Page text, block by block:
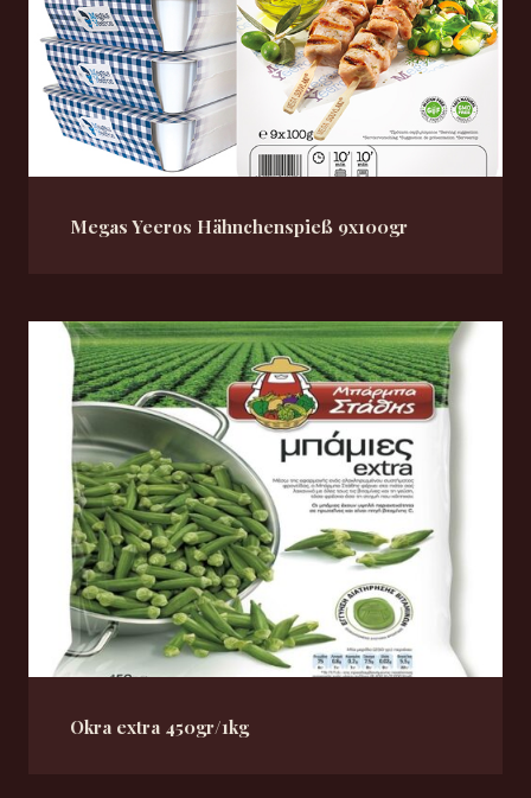
Megas Yeeros Hähnchenspieß 9x100gr
Okra extra 450gr/1kg